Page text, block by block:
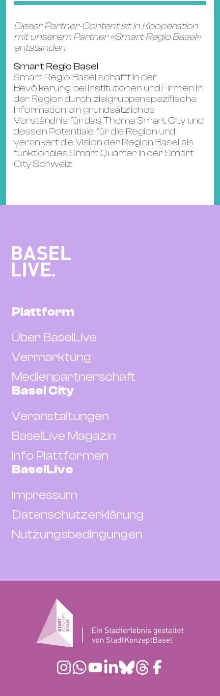
Dieser Partner-Content ist in Kooperation
mit unserem Partner «Smart Regio Basel»
entstanden.
Smart Regio Basel
Smart Regio Basel schafft in der
Bevölkerung, bei Institutionen und Firmen in
der Region durch zielgruppenspezifische
Information ein grundsätzliches
Verständnis für das Thema Smart City und
dessen Potentiale für die Region und
verankert die Vision der Region Basel als
funktionales Smart Quarter in der Smart
City Schweiz.
Plattform
Über BaselLive
Vermarktung
Medienpartnerschaft
Basel City
Veranstaltungen
BaselLive Magazin
Info Plattformen
BaselLive
Impressum
Datenschutzerklärung
Nutzungsbedingungen